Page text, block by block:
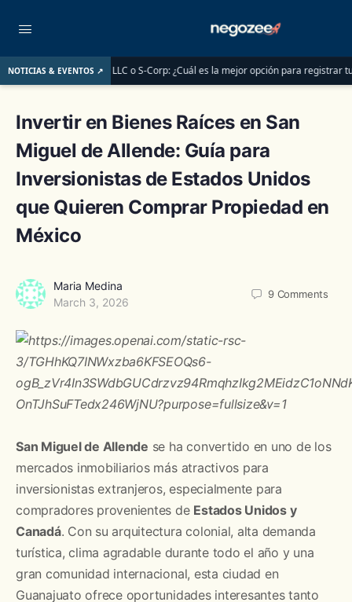
NOTICIAS & EVENTOS ↗
LLC o S-Corp: ¿Cuál es la mejor opción para registrar tu negocio en
Invertir en Bienes Raíces en San
Miguel de Allende: Guía para
Inversionistas de Estados Unidos
que Quieren Comprar Propiedad en
México
Maria Medina
March 3, 2026
9 Comments
San Miguel de Allende se ha convertido en uno de los
mercados inmobiliarios más atractivos para
inversionistas extranjeros, especialmente para
compradores provenientes de Estados Unidos y
Canadá. Con su arquitectura colonial, alta demanda
turística, clima agradable durante todo el año y una
gran comunidad internacional, esta ciudad en
Guanajuato ofrece oportunidades interesantes tanto